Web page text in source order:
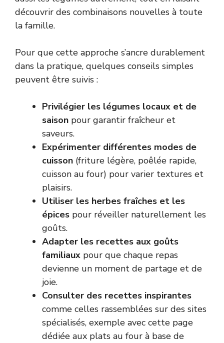
découvrir des combinaisons nouvelles à toute
la famille.
Pour que cette approche s’ancre durablement
dans la pratique, quelques conseils simples
peuvent être suivis :
Privilégier les légumes locaux et de
saison pour garantir fraîcheur et
saveurs.
Expérimenter différentes modes de
cuisson (friture légère, poêlée rapide,
cuisson au four) pour varier textures et
plaisirs.
Utiliser les herbes fraîches et les
épices pour réveiller naturellement les
goûts.
Adapter les recettes aux goûts
familiaux pour que chaque repas
devienne un moment de partage et de
joie.
Consulter des recettes inspirantes
comme celles rassemblées sur des sites
spécialisés, exemple avec cette page
dédiée aux plats au four à base de